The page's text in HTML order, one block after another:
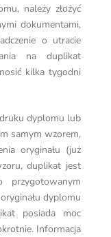
należy złożyć
dokumentami,
o utracie
na duplikat
kilka tygodni
dyplomu lub
samym wzorem,
oryginału (już
duplikat jest
dyplomu
posiada moc
Informacja